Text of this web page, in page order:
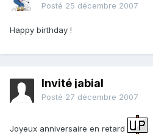
Posté 25 décembre 2007
Happy birthday !
Invité jabial
Posté 27 décembre 2007
Joyeux anniversaire en retard